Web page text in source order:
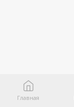
Главная